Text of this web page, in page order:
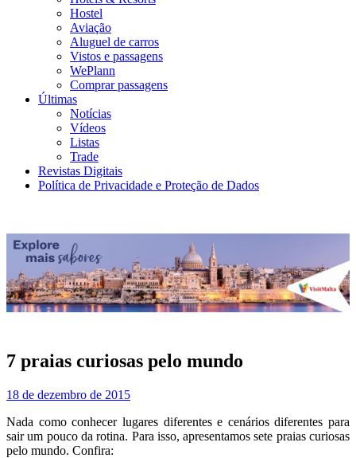
Hostel
Aviação
Aluguel de carros
Vistos e passagens
WePlann
Comprar passagens
Últimas
Notícias
Vídeos
Listas
Trade
Revistas Digitais
Política de Privacidade e Proteção de Dados
7 praias curiosas pelo mundo
18 de dezembro de 2015
Nada como conhecer lugares diferentes e cenários diferentes para
sair um pouco da rotina. Para isso, apresentamos sete praias curiosas
pelo mundo. Confira: